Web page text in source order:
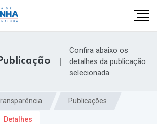
|
Confira abaixo os
detalhes da publicação
selecionada
Publicações
Detalhes